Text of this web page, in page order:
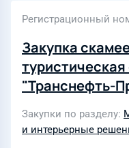
Регистрационный
Закупка
"Транснефть-
Закупки по разделу
и интерьерные